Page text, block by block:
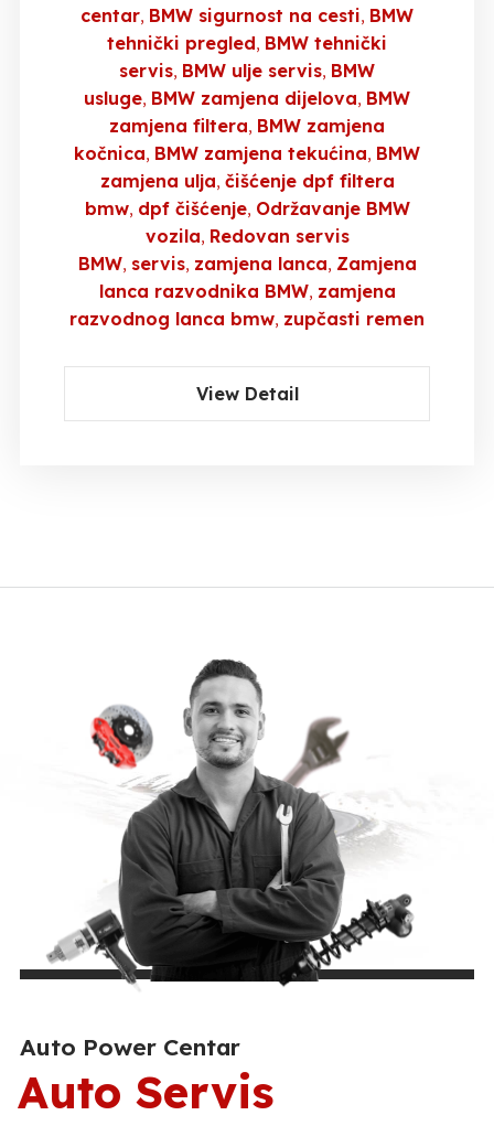
centar BMW sigurnost na cesti BMW
tehnički pregled BMW tehnički
servis BMW ulje servis BMW
usluge BMW zamjena dijelova BMW
zamjena filtera BMW zamjena
kočnica BMW zamjena tekućina BMW
zamjena ulja čišćenje dpf filtera
bmw dpf čišćenje Održavanje BMW
vozila Redovan servis
BMW servis zamjena lanca Zamjena
lanca razvodnika BMW zamjena
razvodnog lanca bmw zupčasti remen
View Detail
Auto Power Centar
Auto Servis